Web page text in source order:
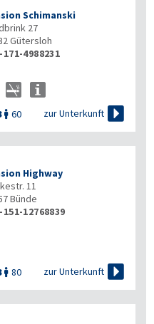
Schimanski
27
Gütersloh
171-4988231
 60 zur Unterkunft 
Highway
11
Bünde
151-12768839
 80 zur Unterkunft 